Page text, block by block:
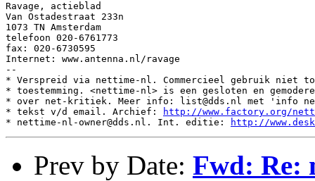
Ravage, actieblad
Van Ostadestraat 233n
1073 TN Amsterdam
telefoon 020-6761773
fax: 020-6730595
Internet: www.antenna.nl/ravage
--
* Verspreid via nettime-nl. Commercieel gebruik niet
* toestemming. <nettime-nl> is een gesloten en
* over net-kritiek. Meer info: list@dds.nl met 'info
* tekst v/d email. Archief:
http://www.factory.org/
* nettime-nl-owner@dds.nl. Int. editie:
http://
Prev by Date: Fwd: Re: